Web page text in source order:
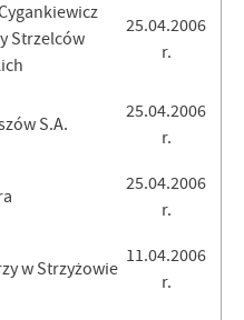
Strzelców
25.04.2006
r.
S.A.
25.04.2006
r.
25.04.2006
r.
w Strzyżowie
11.04.2006
r.